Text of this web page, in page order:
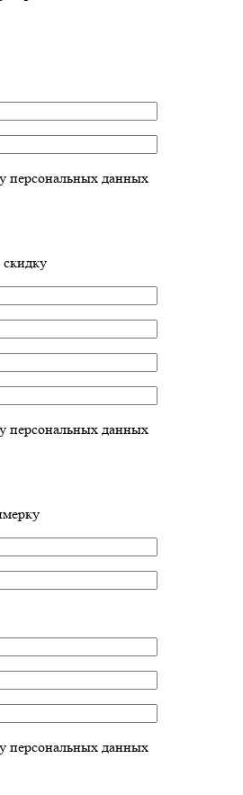
персональных данных
персональных данных
персональных данных